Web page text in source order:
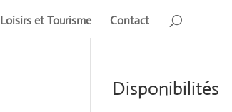
Loisirs et Tourisme Contact
Disponibilités